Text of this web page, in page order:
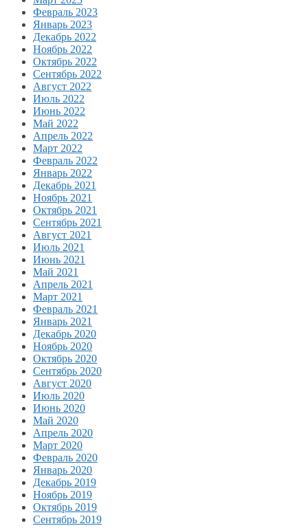
Февраль 2023
Январь 2023
Декабрь 2022
Ноябрь 2022
Октябрь 2022
Сентябрь 2022
Август 2022
Июль 2022
Июнь 2022
Май 2022
Апрель 2022
Март 2022
Февраль 2022
Январь 2022
Декабрь 2021
Ноябрь 2021
Октябрь 2021
Сентябрь 2021
Август 2021
Июль 2021
Июнь 2021
Май 2021
Апрель 2021
Март 2021
Февраль 2021
Январь 2021
Декабрь 2020
Ноябрь 2020
Октябрь 2020
Сентябрь 2020
Август 2020
Июль 2020
Июнь 2020
Май 2020
Апрель 2020
Март 2020
Февраль 2020
Январь 2020
Декабрь 2019
Ноябрь 2019
Октябрь 2019
Сентябрь 2019